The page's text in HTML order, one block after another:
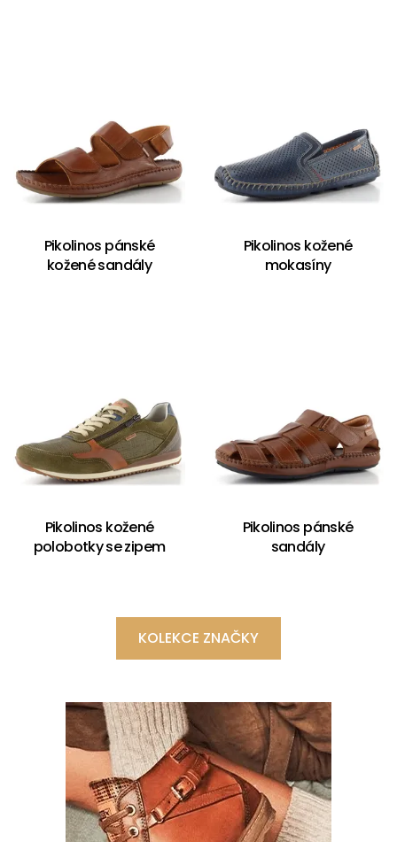
Pikolinos pánské
kožené sandály
Pikolinos kožené
mokasíny
Pikolinos kožené
polobotky se zipem
Pikolinos pánské
sandály
KOLEKCE ZNAČKY